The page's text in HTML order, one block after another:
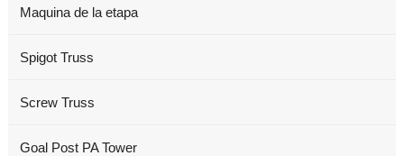
Maquina de la etapa
Spigot Truss
Screw Truss
Goal Post PA Tower